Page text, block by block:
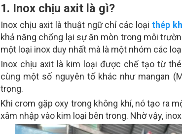
1. Inox chịu axit là gì?
Inox chịu axit là thuật ngữ chỉ các loạithép
khả năng chống lại sự ăn mòn trong môi
một loại inox duy nhất mà là một nhóm các
Inox chịu axit là kim loại được chế tạo từ
cùng một số nguyên tố khác như mangan
trọng.
Khi crom gặp oxy trong không khí, nó tạo ra
xâm nhập vào kim loại bên trong. Nhờ vậy,